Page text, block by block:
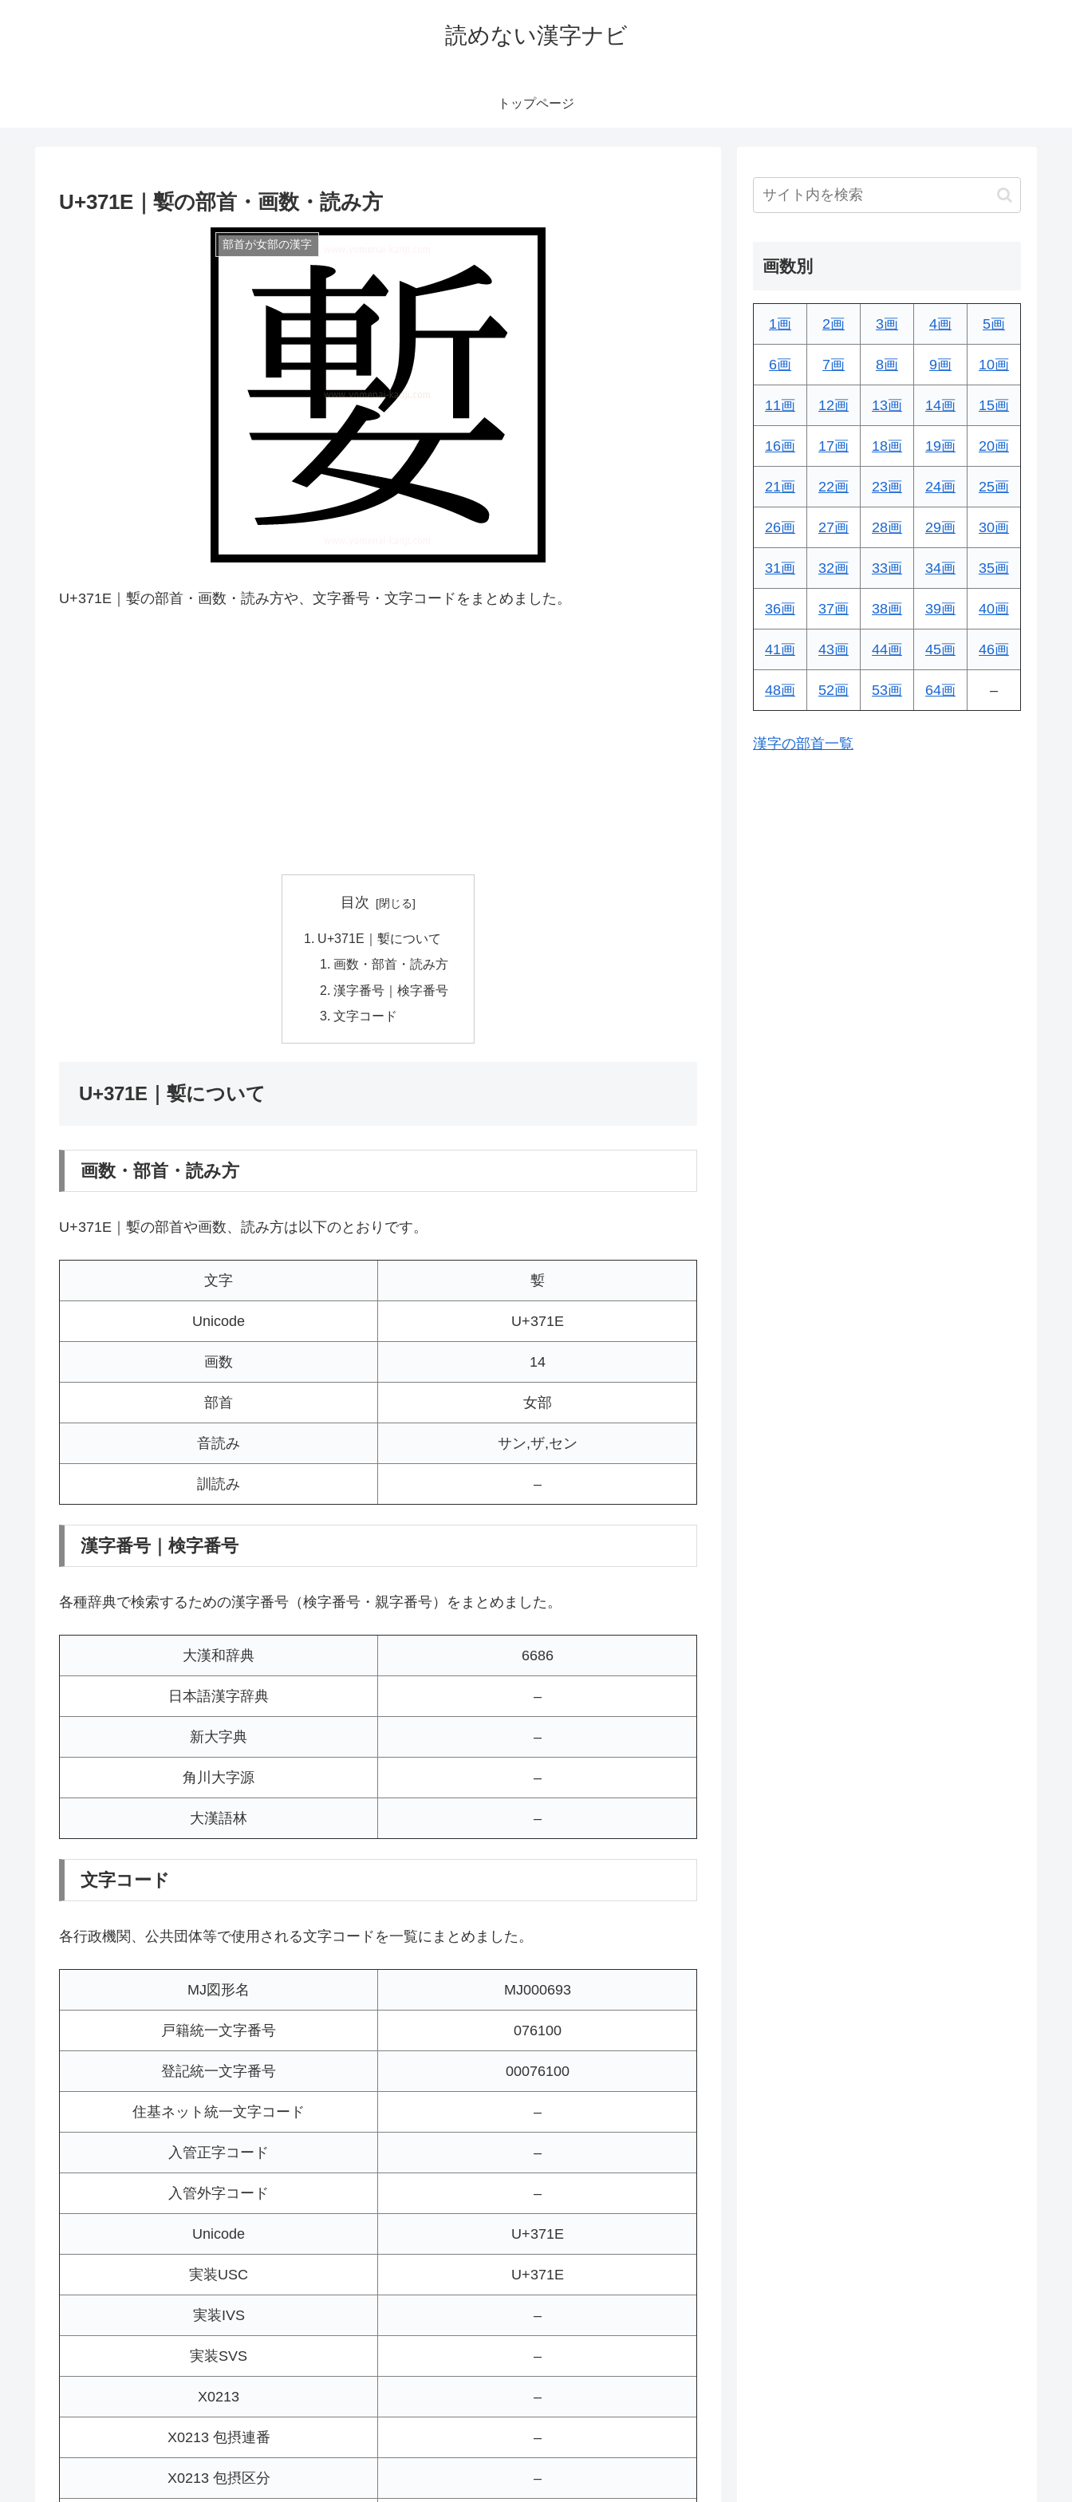
読めない漢字ナビ
トップページ
U+371E｜㜞の部首・画数・読み方
部首が女部の漢字
U+371E｜㜞の部首・画数・読み方や、文字番号・文字コードをまとめました。
目次
U+371E｜㜞について
画数・部首・読み方
漢字番号｜検字番号
文字コード
U+371E｜㜞について
画数・部首・読み方
U+371E｜㜞の部首や画数、読み方は以下のとおりです。
文字 㜞
Unicode U+371E
画数 14
部首 女部
音読み サン,ザ,セン
訓読み –
漢字番号｜検字番号
各種辞典で検索するための漢字番号（検字番号・親字番号）をまとめました。
大漢和辞典 6686
日本語漢字辞典 –
新大字典 –
角川大字源 –
大漢語林 –
文字コード
各行政機関、公共団体等で使用される文字コードを一覧にまとめました。
MJ図形名 MJ000693
戸籍統一文字番号 076100
登記統一文字番号 00076100
住基ネット統一文字コード –
入管正字コード –
入管外字コード –
Unicode U+371E
実装USC U+371E
実装IVS –
実装SVS –
X0213 –
X0213 包摂連番 –
X0213 包摂区分 –
画数別
1画 2画 3画 4画 5画
6画 7画 8画 9画 10画
11画 12画 13画 14画 15画
16画 17画 18画 19画 20画
21画 22画 23画 24画 25画
26画 27画 28画 29画 30画
31画 32画 33画 34画 35画
36画 37画 38画 39画 40画
41画 43画 44画 45画 46画
48画 52画 53画 64画 –
漢字の部首一覧